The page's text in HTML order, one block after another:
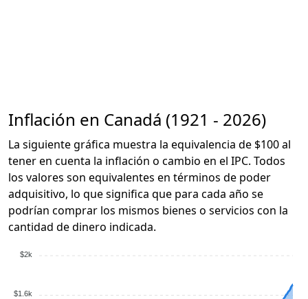
Inflación en Canadá (1921 - 2026)
La siguiente gráfica muestra la equivalencia de $100 al
tener en cuenta la inflación o cambio en el IPC. Todos
los valores son equivalentes en términos de poder
adquisitivo, lo que significa que para cada año se
podrían comprar los mismos bienes o servicios con la
cantidad de dinero indicada.
$2k
$1.6k